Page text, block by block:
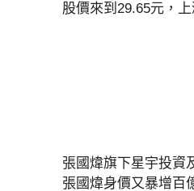
股價來到29.65元，
張國煒旗下星宇投資
張國煒身價又暴增百